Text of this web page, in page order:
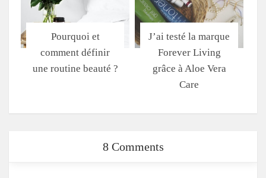
Pourquoi et
comment définir
une routine beauté ?
J’ai testé la marque
Forever Living
grâce à Aloe Vera
Care
8 Comments